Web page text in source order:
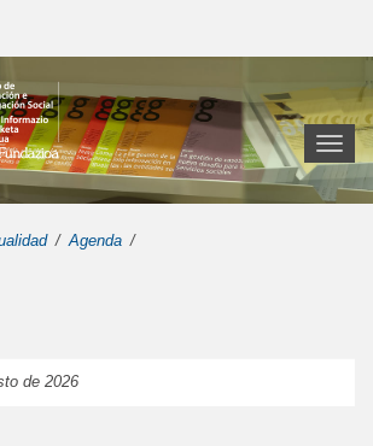
Toggle
Agenda
de 2026